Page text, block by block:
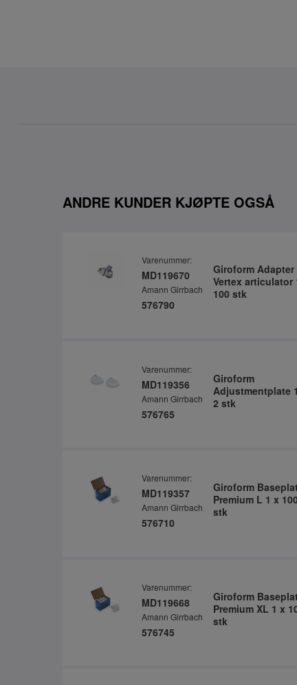
ANDRE KUNDER KJØPTE OGSÅ
Varenummer:
MD119670
Amann Girrbach
576790
Giroform
Vertex articulator
100 stk
Varenummer:
MD119356
Amann Girrbach
576765
Giroform
Adjustmentplate
2 stk
Varenummer:
MD119357
Amann Girrbach
576710
Giroform
Premium L 1 x 100
stk
Varenummer:
MD119668
Amann Girrbach
576745
Giroform
Premium XL 1 x
stk